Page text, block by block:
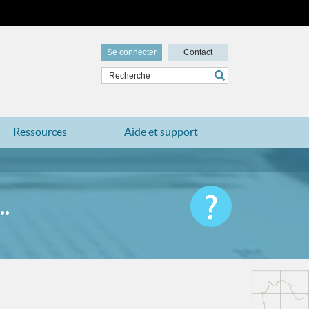
Se connecter Contact
Ressources Aide et support